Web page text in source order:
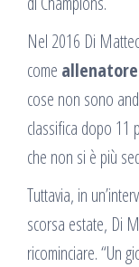
Nel 2016 Di
come
cose non sono
classifica dopo 11
che non si è più
Tuttavia, in
scorsa estate, Di
ricominciare. “Un